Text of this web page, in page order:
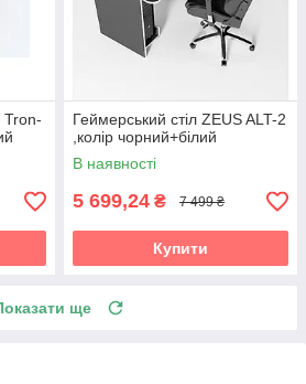
Tron-
Геймерський стіл ZEUS ALT-2
,колір чорний+білий
В наявності
5 699,24 ₴ 7 499 ₴
Купити
ще